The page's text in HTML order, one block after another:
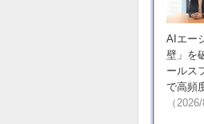
AIエー
壁」を
ールス
で高頻
（2026/